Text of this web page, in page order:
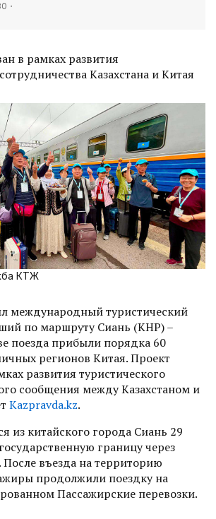
в рамках развития
Казахстана и Китая
КТЖ
международный туристический
по маршруту Сиань (КНР) –
поезда прибыли порядка 60
регионов Китая. Проект
развития туристического
сообщения между Казахстаном и
Kazpravda.kz.
из китайского города Сиань 29
границу через
. После въезда на территорию
продолжили поездку на
Пассажирские перевозки.